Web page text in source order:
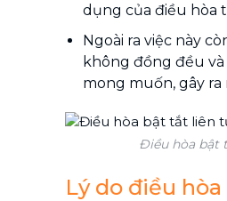
dụng của điều hòa
Ngoài ra việc này
không đồng đều
mong muốn, gây
Điều hòa bật
Lý do điều